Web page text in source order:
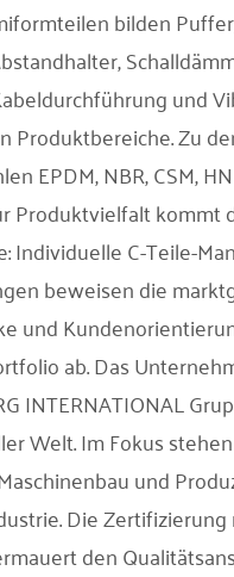
bilden
und
Produktbereiche. Zu
EPDM, NBR, CSM,
Produktvielfalt kommt
Individuelle C-Teile-
beweisen die
und
ab. Das
INTERNATIONAL
Welt. Im Fokus
und
Die Zertifizierung
den